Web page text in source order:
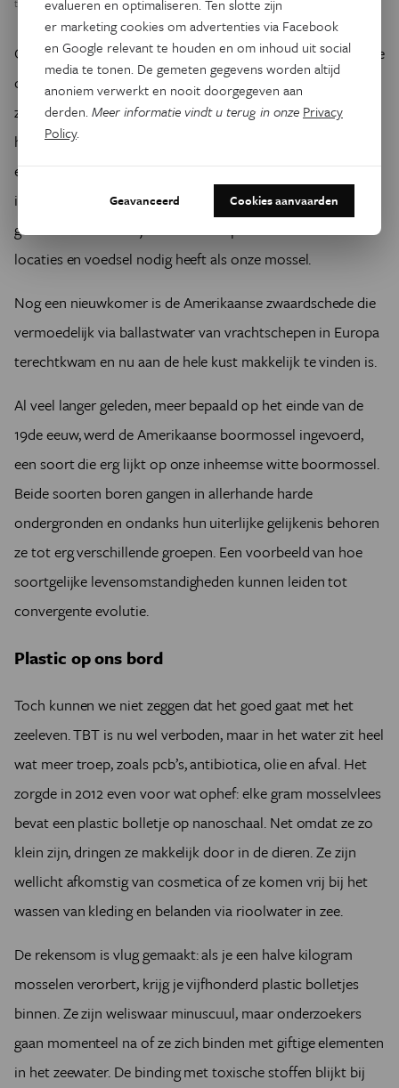
Ook de Japanse oester is – de naam zegt het al – import. De
oorspronkelijke oesterbanken voor onze kust verdwenen
zowat vijftig jaar geleden door ziekte en overbevissing. Ze
herstellen bleek heel moelijk. Omdat oesters al heel lang
een lekkernij zijn, ook voor meeuwen en scholeksters,
introduceerde men de Japanse oester die hier bijzonder
goed floreert. Keerzijde is dat de Japanse oester dezelfde
locaties en voedsel nodig heeft als onze mossel.
Nog een nieuwkomer is de Amerikaanse zwaardschede die
vermoedelijk via ballastwater van vrachtschepen in Europa
terechtkwam en nu aan de hele kust makkelijk te vinden is.
Al veel langer geleden, meer bepaald op het einde van de
19de eeuw, werd de Amerikaanse boormossel ingevoerd,
een soort die erg lijkt op onze inheemse witte boormossel.
Beide soorten boren gangen in allerhande harde
ondergronden en ondanks hun uiterlijke gelijkenis behoren
ze tot erg verschillende groepen. Een voorbeeld van hoe
soortgelijke levensomstandigheden kunnen leiden tot
convergente evolutie.
Plastic op ons bord
Toch kunnen we niet zeggen dat het goed gaat met het
zeeleven. TBT is nu wel verboden, maar in het water zit heel
wat meer troep, zoals pcb’s, antibiotica, olie en afval. Het
zorgde in 2012 even voor wat ophef: elke gram mosselvlees
bevat een plastic bolletje op nanoschaal. Net omdat ze zo
klein zijn, dringen ze makkelijk door in de dieren. Ze zijn
wellicht afkomstig van cosmetica of ze komen vrij bij het
wassen van kleding en belanden via rioolwater in zee.
De rekensom is vlug gemaakt: als je een halve kilogram
mosselen verorbert, krijg je vijfhonderd plastic bolletjes
binnen. Ze zijn weliswaar minuscuul, maar onderzoekers
gaan momenteel na of ze zich binden met giftige elementen
in het zeewater. De binding met toxische stoffen blijkt bij
evalueren en optimaliseren. Ten slotte zijn
er marketing cookies om advertenties via Facebook
en Google relevant te houden en om inhoud uit social
media te tonen. De gemeten gegevens worden altijd
anoniem verwerkt en nooit doorgegeven aan
derden.Meer informatie vindt u terug in onze Privacy
Policy.
Geavanceerd Cookies aanvaarden